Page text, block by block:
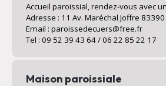
Accueil paroissial, rendez-vous avec
Adresse : 11 Av. Maréchal Joffre
Email : paroissedecuers@free.fr
Tel : 09 52 39 43 64 / 06 22 85 22 17
Maison paroissiale